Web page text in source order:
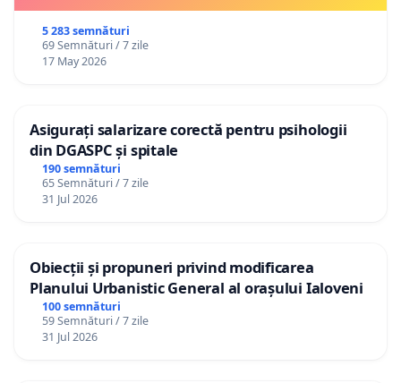
IMPACT ASUPRA EDUCAȚIEI.
Un sistem educațional slăbit generează scăderea
tinerilor, accentuarea exodului de specialiști și
reducerea competitivității României la nivel
european și internațional.
organizațiile profesionale, studii de impact solide,
respectarea obligațiilor europene și internaționale
asumate de România, protejarea interesului
superior al elevului și a calității actului educațional.
5 283 semnături
69 Semnături / 7 zile
17 May 2026
Asigurați salarizare corectă pentru psihologii
din DGASPC și spitale
190 semnături
65 Semnături / 7 zile
31 Jul 2026
Obiecții și propuneri privind modificarea
Planului Urbanistic General al orașului Ialoveni
100 semnături
59 Semnături / 7 zile
31 Jul 2026